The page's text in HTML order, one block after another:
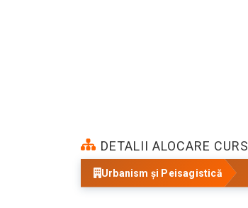
DETALII ALOCARE CURS
Urbanism și Peisagistică